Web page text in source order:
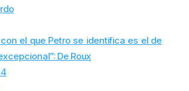
con el que Petro se identifica es el de
De Roux